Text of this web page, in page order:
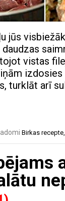
jūs
vistas
izdosies
turklāt arī
Birkasrecepte,